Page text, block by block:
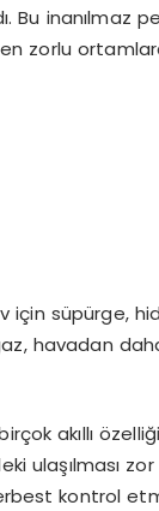
Bu inanılmaz
en zorlu
için süpürge,
havadan
akıllı
ulaşılması
serbest kontrol